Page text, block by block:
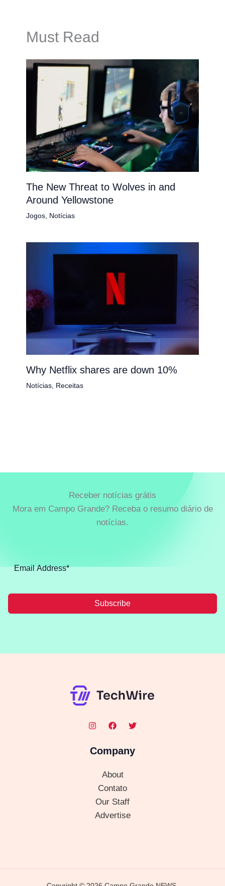
Must Read
The New Threat to Wolves in and
Around Yellowstone
Jogos, Notícias
Why Netflix shares are down 10%
Notícias, Receitas
Receber notícias grátis
Mora em Campo Grande? Receba o resumo diário de
notícias.
Subscribe
Company
About
Contato
Our Staff
Advertise